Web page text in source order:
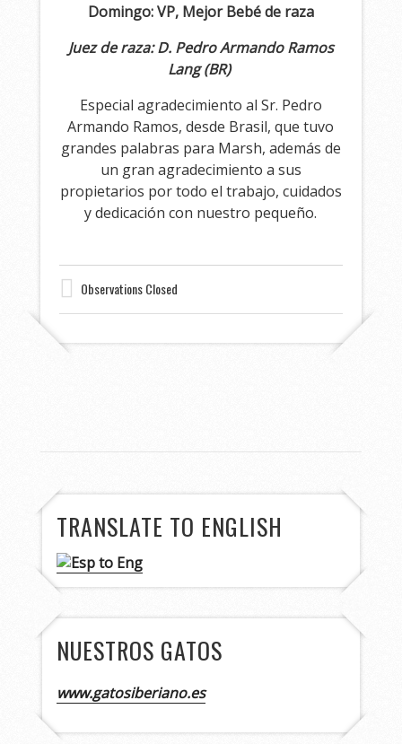
Domingo: VP, Mejor Bebé de raza
Juez de raza: D. Pedro Armando Ramos
Lang (BR)
Especial agradecimiento al Sr. Pedro
Armando Ramos, desde Brasil, que tuvo
grandes palabras para Marsh, además de
un gran agradecimiento a sus
propietarios por todo el trabajo, cuidados
y dedicación con nuestro pequeño.
Observations Closed
TRANSLATE TO ENGLISH
NUESTROS GATOS
www.gatosiberiano.es